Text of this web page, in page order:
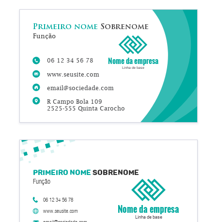
06 12 34 56 78
www.seusite.com
email@sociedade.com
R Campo Bola 109
2525-555 Quinta Carocho
Função
Primeiro nome Sobrenome
Nome da empresa
Linha de base
www.seusite.com
Função
06 12 34 56 78
Primeiro nome Sobrenome
Nome da empresa
Linha de base